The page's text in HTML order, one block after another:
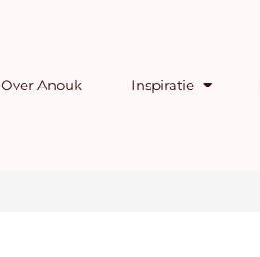
Over Anouk Inspiratie